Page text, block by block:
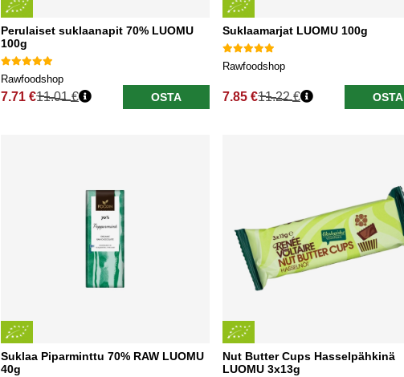
Perulaiset suklaanapit 70% LUOMU
100g
Rawfoodshop
7.71 €
Normaali hinta
11.01 € OSTA
Suklaamarjat LUOMU 100g
Rawfoodshop
7.85 €
Normaali hinta
11.22 € OSTA
Suklaa Piparminttu 70% RAW LUOMU
40g
Nut Butter Cups Hasselpähkinä
LUOMU 3x13g